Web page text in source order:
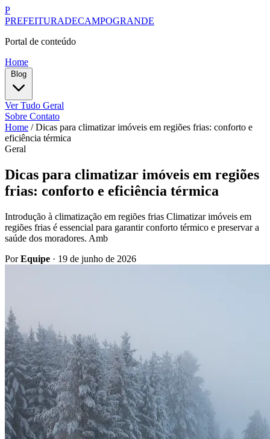
P
PREFEITURADECAMPOGRANDE
Portal de conteúdo
Home
Ver Tudo Geral
Sobre Contato
Home / Dicas para climatizar imóveis em regiões frias: conforto e
eficiência térmica
Geral
Dicas para climatizar imóveis em regiões
frias: conforto e eficiência térmica
Introdução à climatização em regiões frias Climatizar imóveis em
regiões frias é essencial para garantir conforto térmico e preservar a
saúde dos moradores. Amb
PorEquipe · 19 de junho de 2026